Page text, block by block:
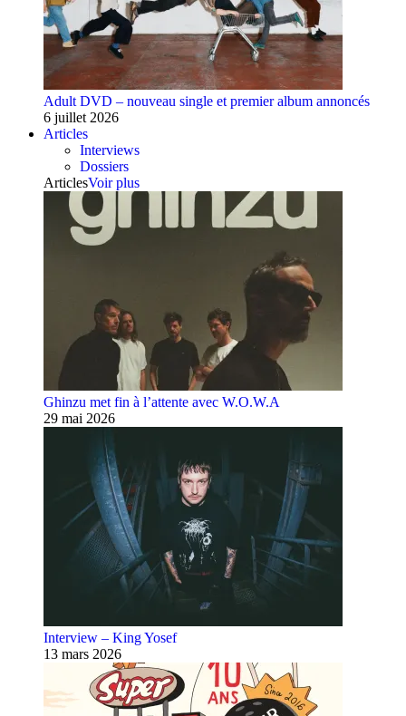
Adult DVD – nouveau single et premier album annoncés
6 juillet 2026
Articles
Interviews
Dossiers
ArticlesVoir plus
Ghinzu met fin à l’attente avec W.O.W.A
29 mai 2026
Interview – King Yosef
13 mars 2026